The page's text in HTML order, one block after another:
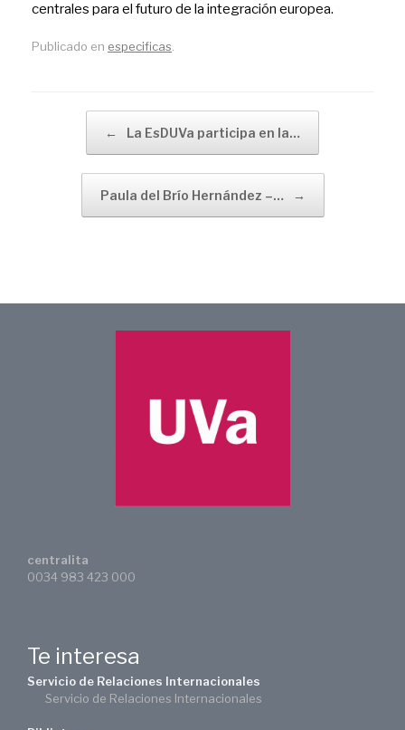
centrales para el futuro de la integración europea.
Publicado en especificas
← La EsDUVa participa en la…
Paula del Brío Hernández –… →
centralita
0034 983 423 000
Te interesa
Servicio de Relaciones Internacionales
Servicio de Relaciones Internacionales